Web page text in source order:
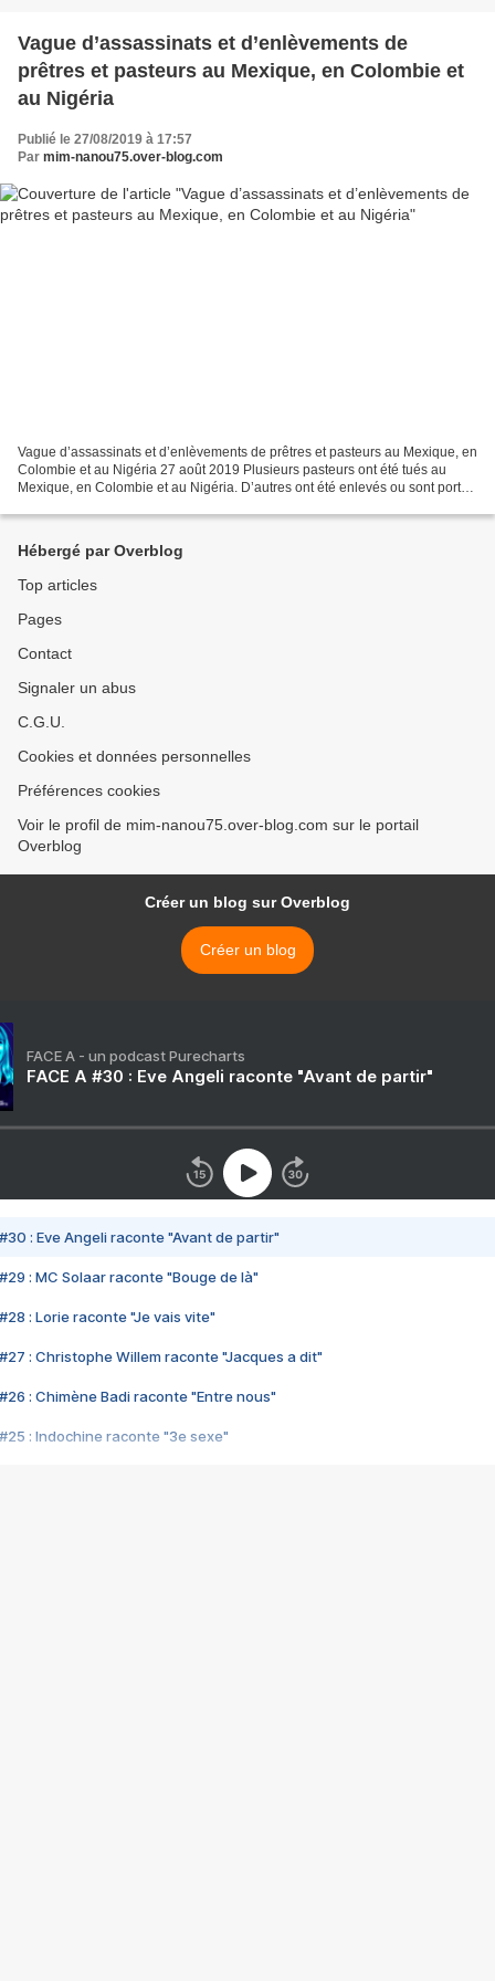
Vague d’assassinats et d’enlèvements de
prêtres et pasteurs au Mexique, en Colombie et
au Nigéria
Publié le 27/08/2019 à 17:57
Par mim-nanou75.over-blog.com
Vague d’assassinats et d’enlèvements de prêtres et pasteurs au Mexique, en
Colombie et au Nigéria 27 août 2019 Plusieurs pasteurs ont été tués au
Mexique, en Colombie et au Nigéria. D’autres ont été enlevés ou sont portés
Hébergé par Overblog
Top articles
Pages
Contact
Signaler un abus
C.G.U.
Cookies et données personnelles
Préférences cookies
Voir le profil de mim-nanou75.over-blog.com sur le portail
Overblog
Créer un blog sur Overblog
Créer un blog
FACE A - un podcast Purecharts
FACE A #30 : Eve Angeli raconte "Avant de partir"
#30 : Eve Angeli raconte "Avant de partir"
#29 : MC Solaar raconte "Bouge de là"
#28 : Lorie raconte "Je vais vite"
#27 : Christophe Willem raconte "Jacques a dit"
#26 : Chimène Badi raconte "Entre nous"
#25 : Indochine raconte "3e sexe"